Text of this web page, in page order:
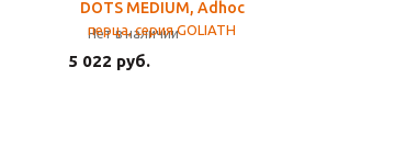
DOTS MEDIUM, Adhoc
Нет в наличии
5 022 руб.